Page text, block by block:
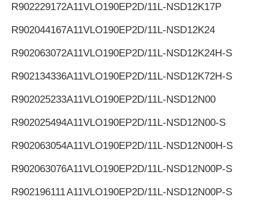
R902229172A11VLO190EP2D/11L-NSD12K17P
R902044167A11VLO190EP2D/11L-NSD12K24
R902063072A11VLO190EP2D/11L-NSD12K24H-S
R902134336A11VLO190EP2D/11L-NSD12K72H-S
R902025233A11VLO190EP2D/11L-NSD12N00
R902025494A11VLO190EP2D/11L-NSD12N00-S
R902063054A11VLO190EP2D/11L-NSD12N00H-S
R902063076A11VLO190EP2D/11L-NSD12N00P-S
R902196111A11VLO190EP2D/11L-NSD12N00P-S